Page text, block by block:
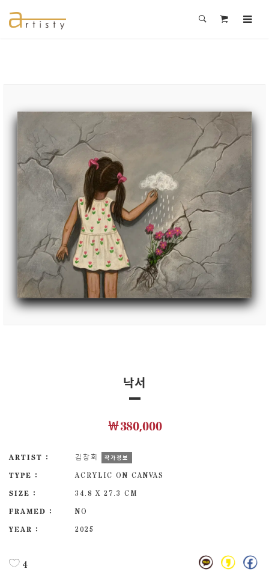
낙서
￦380,000
ARTIST : 김창회 작가정보
TYPE :
ACRYLIC ON CANVAS
SIZE :
34.8 X 27.3 CM
FRAMED :
NO
YEAR :
2025
4